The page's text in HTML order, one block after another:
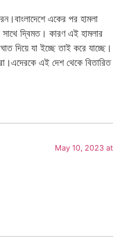
একের পর হামলা
দ্বিমত। কারণ এই হামলার
দিয়ে যা ইচ্ছে তাই করে যাচ্ছে।
এই দেশ থেকে বিতারিত
May 10, 2023 at